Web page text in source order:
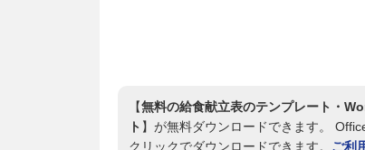
【無料の給食献立表のテンプレート・
ト 】が無料ダウンロードできます。
クリックでダウンロードできます。 ご利